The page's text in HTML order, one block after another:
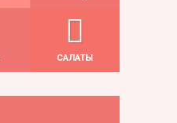
САЛАТЫ